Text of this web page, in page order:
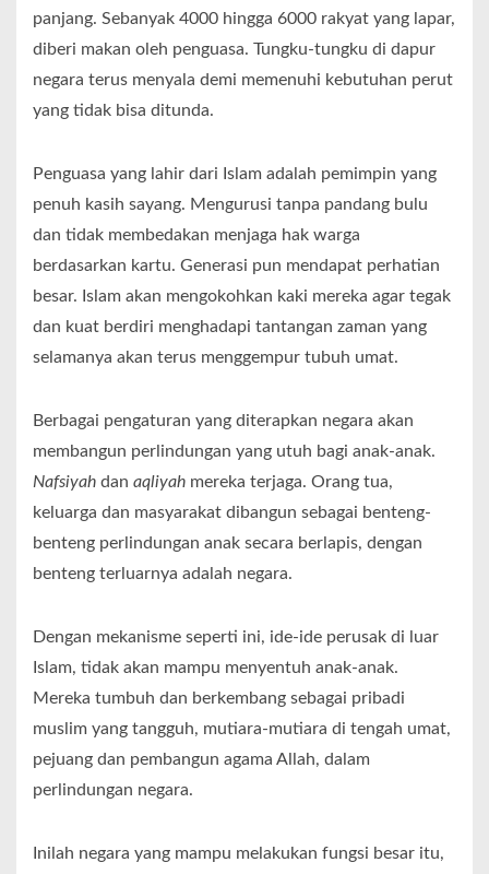
panjang. Sebanyak 4000 hingga 6000 rakyat yang lapar,
diberi makan oleh penguasa. Tungku-tungku di dapur
negara terus menyala demi memenuhi kebutuhan perut
yang tidak bisa ditunda.
Penguasa yang lahir dari Islam adalah pemimpin yang
penuh kasih sayang. Mengurusi tanpa pandang bulu
dan tidak membedakan menjaga hak warga
berdasarkan kartu. Generasi pun mendapat perhatian
besar. Islam akan mengokohkan kaki mereka agar tegak
dan kuat berdiri menghadapi tantangan zaman yang
selamanya akan terus menggempur tubuh umat.
Berbagai pengaturan yang diterapkan negara akan
membangun perlindungan yang utuh bagi anak-anak.
Nafsiyah dan aqliyah mereka terjaga. Orang tua,
keluarga dan masyarakat dibangun sebagai benteng-
benteng perlindungan anak secara berlapis, dengan
benteng terluarnya adalah negara.
Dengan mekanisme seperti ini, ide-ide perusak di luar
Islam, tidak akan mampu menyentuh anak-anak.
Mereka tumbuh dan berkembang sebagai pribadi
muslim yang tangguh, mutiara-mutiara di tengah umat,
pejuang dan pembangun agama Allah, dalam
perlindungan negara.
Inilah negara yang mampu melakukan fungsi besar itu,